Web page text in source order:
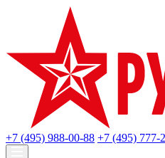
+7 (495) 988-00-88 +7 (495) 777-